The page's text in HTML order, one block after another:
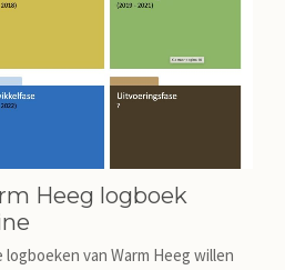
Heeg logboek
logboeken van Warm Heeg willen